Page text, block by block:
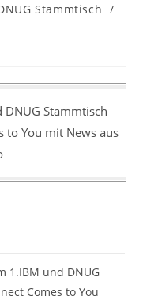
Stammtisch /
Stammtisch
to You mit News aus
1.IBM und DNUG
Comes to You